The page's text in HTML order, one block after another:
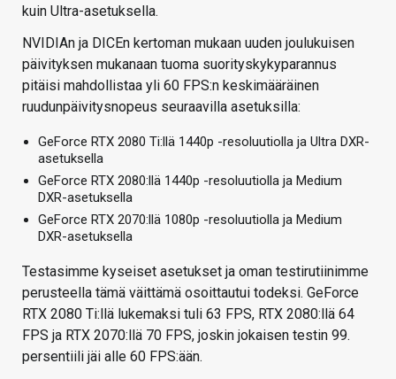
kuin Ultra-asetuksella.
NVIDIAn ja DICEn kertoman mukaan uuden joulukuisen
päivityksen mukanaan tuoma suorityskykyparannus
pitäisi mahdollistaa yli 60 FPS:n keskimääräinen
ruudunpäivitysnopeus seuraavilla asetuksilla:
GeForce RTX 2080 Ti:llä 1440p -resoluutiolla ja Ultra DXR-
asetuksella
GeForce RTX 2080:llä 1440p -resoluutiolla ja Medium
DXR-asetuksella
GeForce RTX 2070:llä 1080p -resoluutiolla ja Medium
DXR-asetuksella
Testasimme kyseiset asetukset ja oman testirutiinimme
perusteella tämä väittämä osoittautui todeksi. GeForce
RTX 2080 Ti:llä lukemaksi tuli 63 FPS, RTX 2080:llä 64
FPS ja RTX 2070:llä 70 FPS, joskin jokaisen testin 99.
persentiili jäi alle 60 FPS:ään.